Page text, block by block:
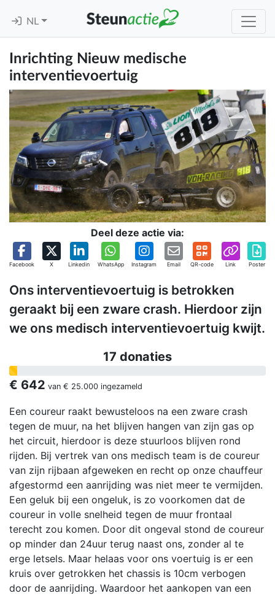
NL
Inrichting Nieuw medische
interventievoertuig
Deel deze actie via:
Facebook X Linkedin WhatsApp Instagram Email QR-code Link Poster
Ons interventievoertuig is betrokken
geraakt bij een zware crash. Hierdoor zijn
we ons medisch interventievoertuig kwijt.
17 donaties
€ 642 van € 25.000 ingezameld
Een coureur raakt bewusteloos na een zware crash
tegen de muur, na het blijven hangen van zijn gas op
het circuit, hierdoor is deze stuurloos blijven rond
rijden. Bij vertrek van ons medisch team is de coureur
van zijn rijbaan afgeweken en recht op onze chauffeur
afgestormd een aanrijding was niet meer te vermijden.
Een geluk bij een ongeluk, is zo voorkomen dat de
coureur in volle snelheid tegen de muur frontaal
terecht zou komen. Door dit ongeval stond de coureur
op minder dan 24uur terug naast ons, zonder al te
erge letsels. Maar helaas voor ons voertuig is er een
kruis over getrokken het chassis is 10cm verbogen
door de aanrijding. Waardoor het aankopen van een